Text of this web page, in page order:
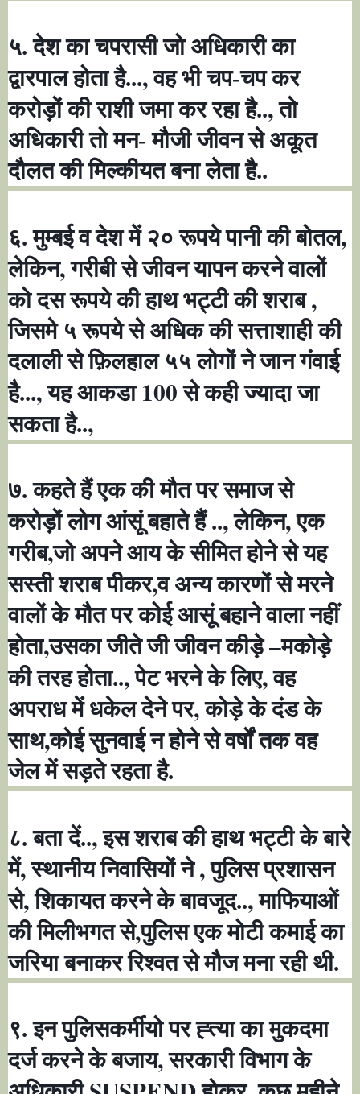
५. देश का चपरासी जो अधिकारी का
द्वारपाल होता है...,वह भी चप-चप कर
करोड़ों की राशी जमा कर रहा है..,तो
अधिकारी तो मन- मौजी जीवन से अकूत
दौलत की मिल्कीयत बना लेता है..
६. मुम्बई व देश में २० रूपये पानी की बोतल,
लेकिन,गरीबी से जीवन यापन करने वालों
को दस रूपये की हाथ भट्टी की शराब,
जिसमे ५ रूपये से अधिक की सत्ताशाही की
दलाली से फ़िलहाल ५५ लोगों ने जान गंवाई
है...,यह आकडा 100से कही ज्यादा जा
सकता है..,
७. कहते हैं एक की मौत पर समाज से
करोड़ों लोग आंसूं बहाते हैं ..,लेकिन,एक
गरीब,जो अपने आय के सीमित होने से यह
सस्ती शराब पीकर,व अन्य कारणों से मरने
वालों के मौत पर कोई आसूं बहाने वाला नहीं
होता,उसका जीते जी जीवन कीड़े–मकोड़े
की तरह होता..,पेट भरने के लिए,वह
अपराध में धकेल देने पर,कोड़े के दंड के
साथ,कोई सुनवाई न होने से वर्षों तक वह
जेल में सड़ते रहता है.
८. बता दें..,इस शराब की हाथ भट्टी के बारे
में,स्थानीय निवासियों ने,पुलिस प्रशासन
से,शिकायत करने के बावजूद..,माफियाओं
की मिलीभगत से,पुलिस एक मोटी कमाई का
जरिया बनाकर रिश्वत से मौज मना रही थी.
९. इन पुलिसकर्मीयो पर ह्त्या का मुकदमा
दर्ज करने के बजाय,सरकारी विभाग के